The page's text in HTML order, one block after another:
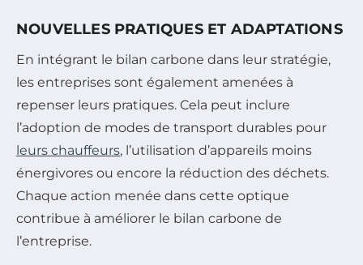
NOUVELLES PRATIQUES ET ADAPTATIONS
En intégrant le bilan carbone dans leur stratégie,
les entreprises sont également amenées à
repenser leurs pratiques. Cela peut inclure
l’adoption de modes de transport durables pour
leurs chauffeurs, l’utilisation d’appareils moins
énergivores ou encore la réduction des déchets.
Chaque action menée dans cette optique
contribue à améliorer le bilan carbone de
l’entreprise.